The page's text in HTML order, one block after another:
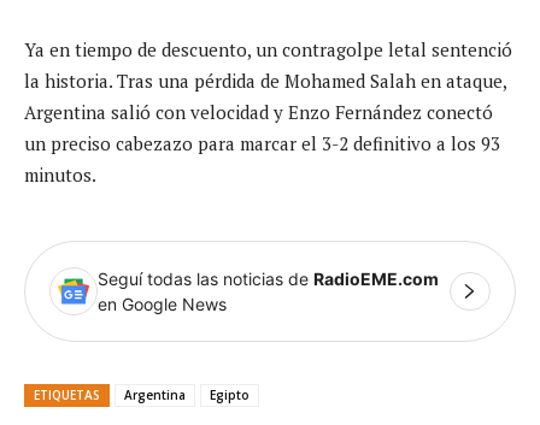
Ya en tiempo de descuento, un contragolpe letal sentenció
la historia. Tras una pérdida de Mohamed Salah en ataque,
Argentina salió con velocidad y Enzo Fernández conectó
un preciso cabezazo para marcar el 3-2 definitivo a los 93
minutos.
Seguí todas las noticias de RadioEME.com
en Google News
ETIQUETAS Argentina Egipto